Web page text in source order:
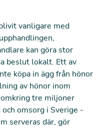
vanligare med
kan göra stor
beslut lokalt. Ett av
köpa in ägg från hönor
av hönor inom
tre miljoner
omsorg i Sverige -
serveras där, gör